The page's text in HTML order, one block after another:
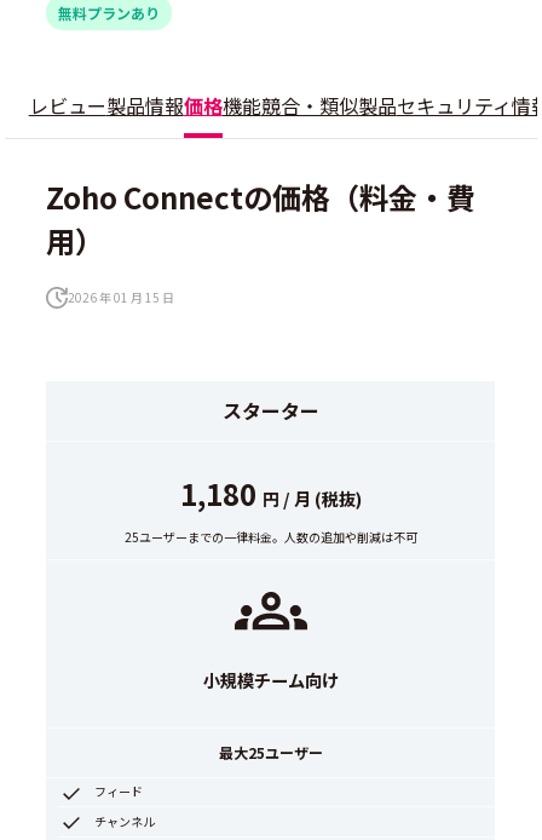
無料プランあり
レビュー製品情報価格機能競合・類似製品セキュリティ情
Zoho Connectの価格（料金・費
用）
2026 年 01 月 15 日
スターター
1,180 円 / 月 (税抜)
25ユーザーまでの一律料金。人数の追加や削減は不可
小規模チーム向け
最大25ユーザー
フィード
チャンネル